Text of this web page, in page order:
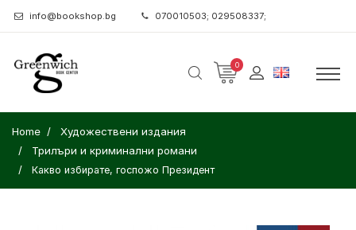
info@bookshop.bg 070010503; 029508337;
0
Home
Художествени издания
Трилъри и криминални романи
Какво избирате, госпожо Президент